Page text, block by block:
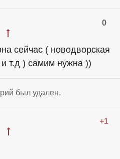
0
сейчас ( новодворская
т.д ) самим нужна ))
был удален.
+1